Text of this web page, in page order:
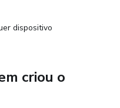
Cakes que não só
dispositivo
criou o